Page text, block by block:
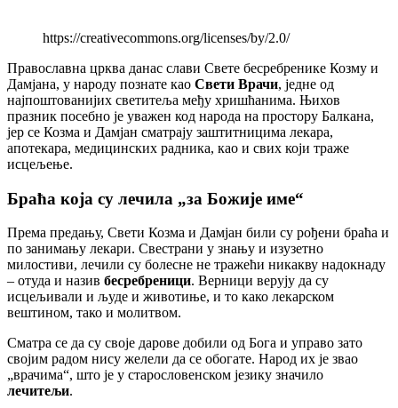
https://creativecommons.org/licenses/by/2.0/
Православна црква данас слави Свете бесребренике Козму и
Дамјана, у народу познате као Свети Врачи, једне од
најпоштованијих светитеља међу хришћанима. Њихов
празник посебно је уважен код народа на простору Балкана,
јер се Козма и Дамјан сматрају заштитницима лекара,
апотекара, медицинских радника, као и свих који траже
исцељење.
Браћа која су лечила „за Божије име“
Према предању, Свети Козма и Дамјан били су рођени браћа и
по занимању лекари. Свестрани у знању и изузетно
милостиви, лечили су болесне не тражећи никакву надокнаду
– отуда и назив бесребреници. Верници верују да су
исцељивали и људе и животиње, и то како лекарском
вештином, тако и молитвом.
Сматра се да су своје дарове добили од Бога и управо зато
својим радом нису желели да се обогате. Народ их је звао
„врачима“, што је у старословенском језику значило
лечитељи.